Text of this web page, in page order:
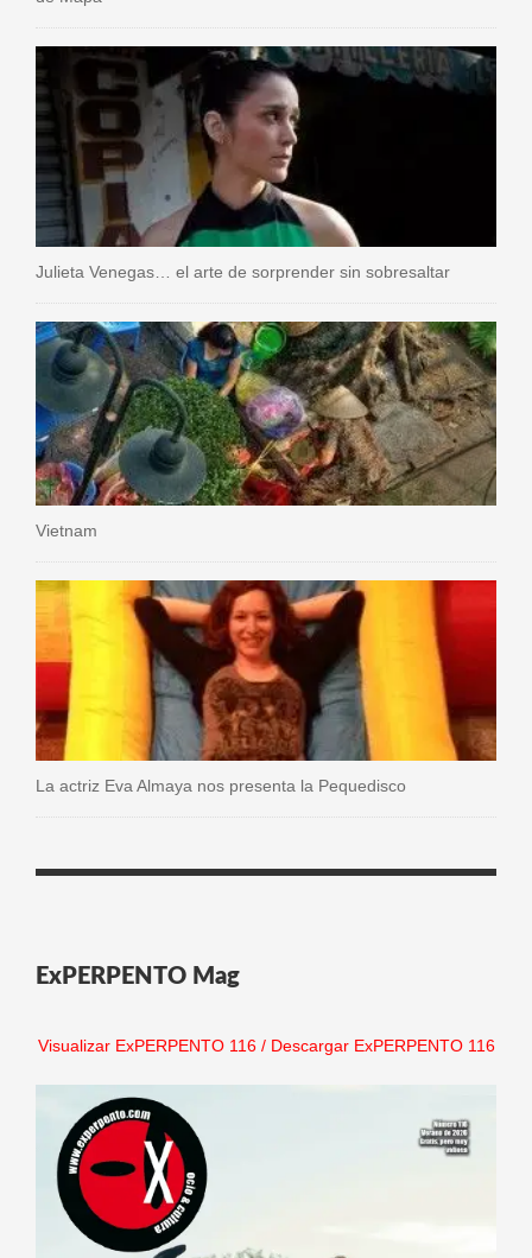
Julieta Venegas… el arte de sorprender sin sobresaltar
Vietnam
La actriz Eva Almaya nos presenta la Pequedisco
ExPERPENTO Mag
Visualizar ExPERPENTO 116/ Descargar ExPERPENTO 116